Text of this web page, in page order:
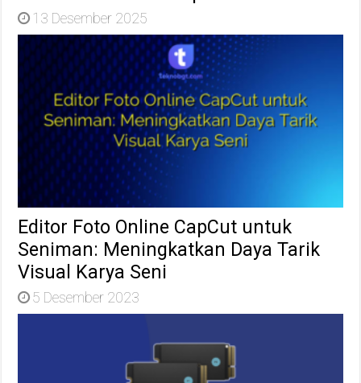
13 Desember 2025
Editor Foto Online CapCut untuk
Seniman: Meningkatkan Daya Tarik
Visual Karya Seni
5 Desember 2023